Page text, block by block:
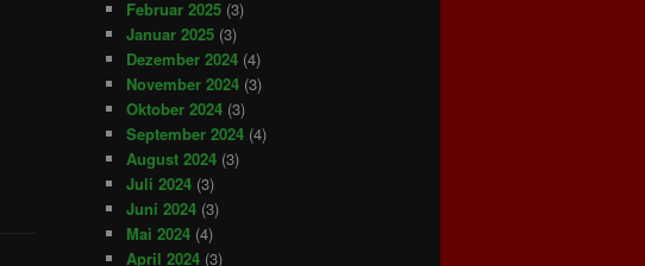
Februar 2025 (3)
Januar 2025 (3)
Dezember 2024 (4)
November 2024 (3)
Oktober 2024 (3)
September 2024 (4)
August 2024 (3)
Juli 2024 (3)
Juni 2024 (3)
Mai 2024 (4)
April 2024 (3)